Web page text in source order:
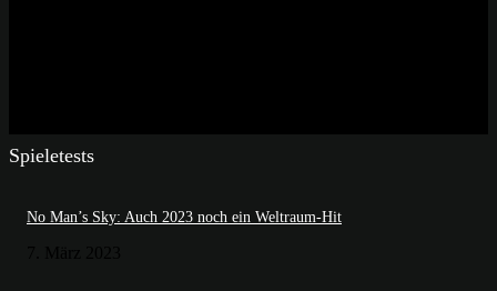
Spieletests
No Man’s Sky: Auch 2023 noch ein Weltraum-Hit